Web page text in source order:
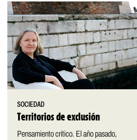
SOCIEDAD
Territorios de exclusión
Pensamiento crítico. El año pasado,